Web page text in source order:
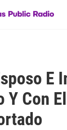
E
Y Con